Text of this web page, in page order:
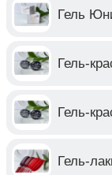
Гель
Гель-
Гель-
Гель-